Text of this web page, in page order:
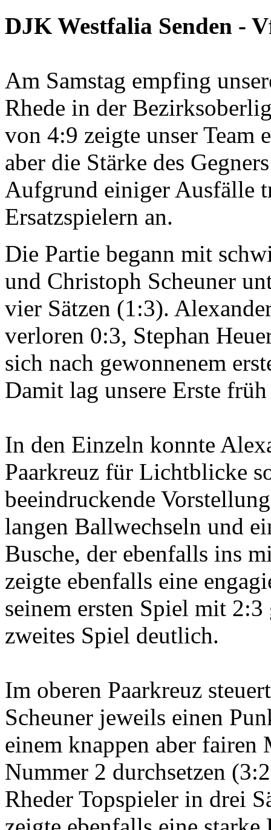
DJK Westfalia Senden -
Am Samstag empfing
Rhede in der
von 4:9 zeigte unser Team
aber die Stärke des
Aufgrund einiger Ausfälle
Ersatzspielern an.
Die Partie begann mit
und Christoph Scheuner
vier Sätzen (1:3).
verloren 0:3, Stephan
sich nach gewonnenem
Damit lag unsere Erste
In den Einzeln konnte
Paarkreuz für Lichtblicke
beeindruckende
langen Ballwechseln und
Busche, der ebenfalls ins
zeigte ebenfalls eine
seinem ersten Spiel mit
zweites Spiel deutlich.
Im oberen Paarkreuz
Scheuner jeweils einen
einem knappen aber fairen
Nummer 2 durchsetzen
Rheder Topspieler in drei